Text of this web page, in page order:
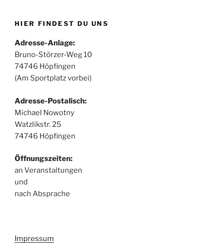
HIER FINDEST DU UNS
Adresse-Anlage:
Bruno-Störzer-Weg 10
74746 Höpfingen
(Am Sportplatz vorbei)
Adresse-Postalisch:
Michael Nowotny
Watzlikstr. 25
74746 Höpfingen
Öffnungszeiten:
an Veranstaltungen
und
nach Absprache
Impressum